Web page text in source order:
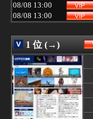
08/08 13:00
08/08 13:00
08/08 12:45
08/08 12:40
08/08 12:35
08/08 12:34
08/08 12:33
08/08 12:32
08/08 12:30
08/08 12:25
1 位 (→)